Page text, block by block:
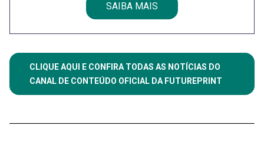
SAIBA MAIS
CLIQUE AQUI E CONFIRA TODAS AS NOTÍCIAS DO
CANAL DE CONTEÚDO OFICIAL DA FUTUREPRINT